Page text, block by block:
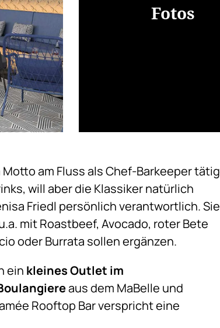
Fotos
am Fluss als Chef-Barkeeper tätig
will aber die Klassiker natürlich
Friedl persönlich verantwortlich. Sie
mit Roastbeef, Avocado, roter Bete
oder Burrata sollen ergänzen.
ein kleines Outlet im
aus dem MaBelle und
Rooftop Bar verspricht eine